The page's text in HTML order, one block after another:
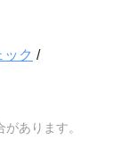
ク /
あります。